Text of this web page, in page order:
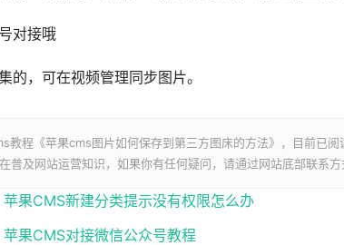
对接哦
，可在视频管理同步图片。
教程《苹果cms图片如何保存到第三方图床的方法》，目前已阅
普及网站运营知识，如果你有任何疑问，请通过网站底部联系
苹果CMS新建分类提示没有权限怎么办
苹果CMS对接微信公众号教程